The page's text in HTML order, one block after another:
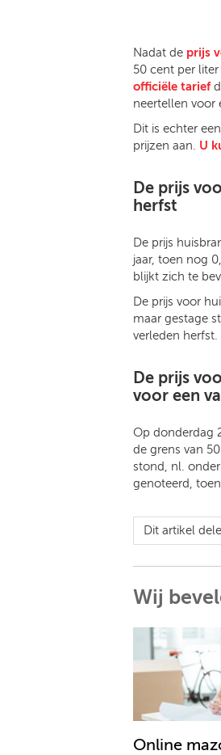
Nadat de prijs
50 cent per
officiële tarief
neertellen voor
Dit is echter
prijzen aan. U
De prijs
herfst
De prijs
jaar, toen nog
blijkt zich te
De prijs voor
maar gestage
verleden herfst.
De prijs
voor een
Op donderdag
de grens van
stond, nl.
genoteerd,
Dit artikel
Wij
Online